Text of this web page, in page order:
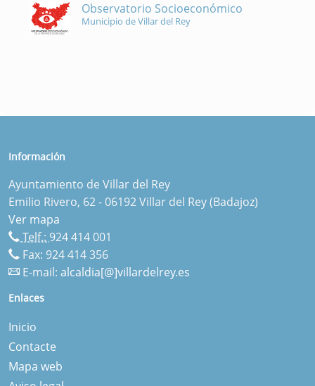
Observatorio Socioeconómico
Municipio de Villar del Rey
Información
Ayuntamiento de Villar del Rey
Emilio Rivero, 62 - 06192 Villar del Rey (Badajoz)
Ver mapa
Telf.: 924 414 001
Fax: 924 414 356
E-mail: alcaldia[@]villardelrey.es
Enlaces
Inicio
Contacte
Mapa web